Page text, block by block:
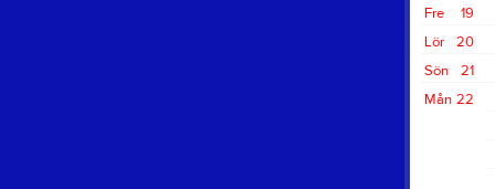
19
Fre
20
Lör
21
Sön
22
Mån